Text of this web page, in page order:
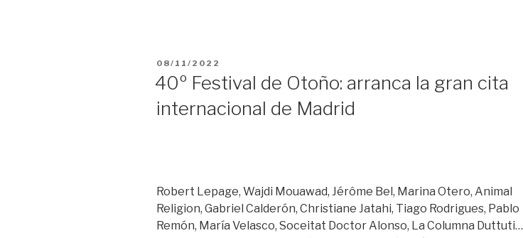
PUBLICADO
08/11/2022
40º Festival de Otoño: arranca la gran cita
internacional de Madrid
Robert Lepage, Wajdi Mouawad, Jérôme Bel, Marina Otero, Animal
Religion, Gabriel Calderón, Christiane Jatahi, Tiago Rodrigues, Pablo
Remón, María Velasco, Soceitat Doctor Alonso, La Columna Duttuti…